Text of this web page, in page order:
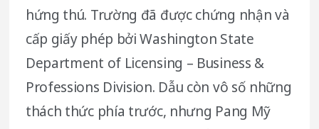
hứng thú. Trường đã được chứng nhận và
cấp giấy phép bởi Washington State
Department of Licensing – Business &
Professions Division. Dẫu còn vô số những
thách thức phía trước, nhưng Pang Mỹ